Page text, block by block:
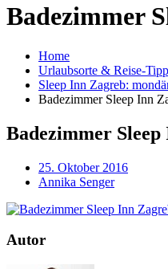
Badezimmer
Home
Urlaubsorte & Reise-
Sleep Inn Zagreb:
Badezimmer Sleep Inn
Badezimmer
25. Oktober 2016
Annika Senger
Autor